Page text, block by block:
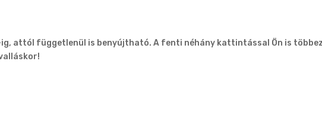
attól függetlenül is benyújtható. A fenti néhány kattintással Ön is